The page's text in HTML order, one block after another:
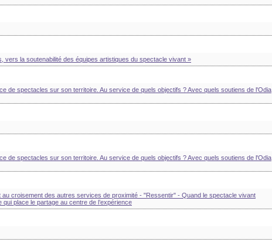
vers la soutenabilité des équipes artistiques du spectacle vivant »
de spectacles sur son territoire. Au service de quels objectifs ? Avec quels soutiens de l'Odia
de spectacles sur son territoire. Au service de quels objectifs ? Avec quels soutiens de l'Odia
croisement des autres services de proximité - "Ressentir" - Quand le spectacle vivant
place le partage au centre de l’expérience